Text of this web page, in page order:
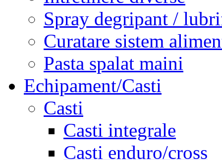
Spray degripant /
Curatare sistem
Pasta spalat maini
Echipament/Casti
Casti
Casti integrale
Casti enduro/cross